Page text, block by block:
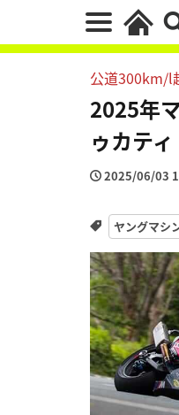
公道300km/l
2025年
ゥカティ
2025/06/03
ヤングマシ